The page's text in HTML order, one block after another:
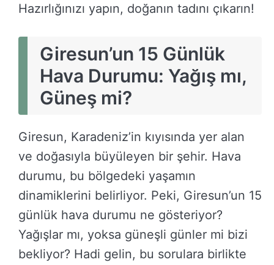
Hazırlığınızı yapın, doğanın tadını çıkarın!
Giresun’un 15 Günlük
Hava Durumu: Yağış mı,
Güneş mi?
Giresun, Karadeniz’in kıyısında yer alan
ve doğasıyla büyüleyen bir şehir. Hava
durumu, bu bölgedeki yaşamın
dinamiklerini belirliyor. Peki, Giresun’un 15
günlük hava durumu ne gösteriyor?
Yağışlar mı, yoksa güneşli günler mi bizi
bekliyor? Hadi gelin, bu sorulara birlikte